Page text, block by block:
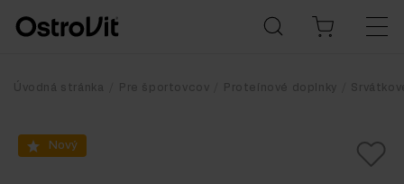
Úvodná stránka Pre športovcov Proteínové doplnky
Nový